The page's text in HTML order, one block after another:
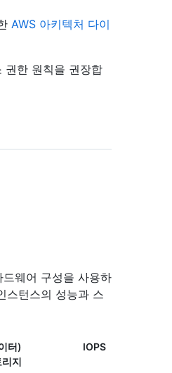
AWS 아키텍처 다이
한 원칙을 권장합
웨어 구성을 사용하
스턴스의 성능과 스
터)
지
IOPS